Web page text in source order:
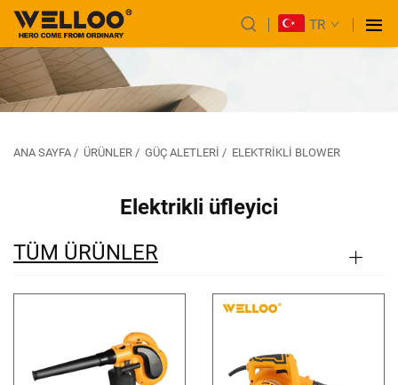
TR
ANA SAYFA / ÜRÜNLER / GÜÇ ALETLERI / ELEKTRIKLI BLOWER
Elektrikli üfleyici
TÜM ÜRÜNLER